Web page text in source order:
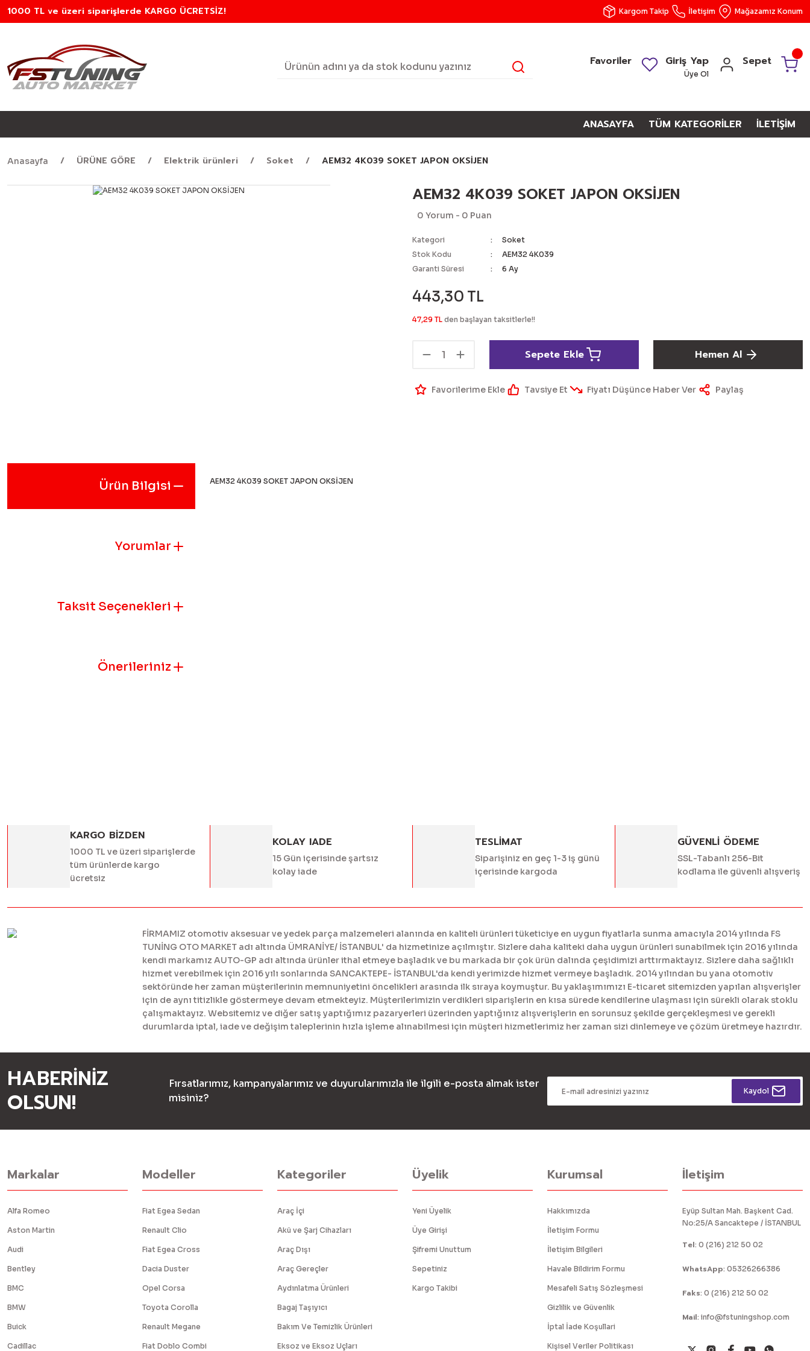
1000 TL ve üzeri siparişlerde KARGO ÜCRETSİZ! Kargom Takip İletişim Mağazamız Konum
Favoriler Giriş Yap
Üye Ol
Sepet
ANASAYFA TÜM KATEGORİLER İLETİŞİM
Anasayfa ÜRÜNE GÖRE Elektrik ürünleri Soket AEM32 4K039 SOKET JAPON OKSİJEN
AEM32 4K039 SOKET JAPON OKSİJEN
0 Yorum - 0 Puan
Kategori
Soket
Stok Kodu
AEM32 4K039
Garanti Süresi
6 Ay
443,30 TL
47,29 TL den başlayan taksitlerle!!
Sepete Ekle Hemen Al
Tavsiye Et Fiyatı Düşünce Haber Ver Paylaş
Ürün Bilgisi
Yorumlar
Taksit Seçenekleri
Önerileriniz
AEM32 4K039 SOKET JAPON OKSİJEN
KARGO BİZDEN
1000 TL ve üzeri siparişlerde
tüm ürünlerde kargo
ücretsiz
KOLAY IADE
15 Gün içerisinde şartsız
kolay iade
TESLİMAT
Siparişiniz en geç 1-3 iş günü
içerisinde kargoda
GÜVENLİ ÖDEME
SSL-Tabanlı 256-Bit
kodlama ile güvenli alışveriş
FİRMAMIZ otomotiv aksesuar ve yedek parça malzemeleri alanında en kaliteli ürünleri tüketiciye en uygun fiyatlarla sunma amacıyla 2014 yılında FS
TUNİNG OTO MARKET adı altında ÜMRANİYE/ İSTANBUL' da hizmetinize açılmıştır. Sizlere daha kaliteki daha uygun ürünleri sunabilmek için 2016 yılında
kendi markamız AUTO-GP adı altında ürünler ithal etmeye başladık ve bu markada bir çok ürün dalında çeşidimizi arttırmaktayız. Sizlere daha sağlıklı
hizmet verebilmek için 2016 yılı sonlarında SANCAKTEPE- İSTANBUL'da kendi yerimizde hizmet vermeye başladık. 2014 yılından bu yana otomotiv
sektöründe her zaman müşterilerinin memnuniyetini öncelikleri arasında ilk sıraya koymuştur. Bu yaklaşımımızı E-ticaret sitemizden yapılan alışverişler
için de aynı titizlikle göstermeye devam etmekteyiz. Müşterilerimizin verdikleri siparişlerin en kısa sürede kendilerine ulaşması için sürekli olarak stoklu
çalışmaktayız. Websitemiz ve diğer satış yaptığımız pazaryerleri üzerinden yaptığınız alışverişlerin en sorunsuz şekilde gerçekleşmesi ve gerekli
durumlarda iptal, iade ve değişim taleplerinin hızla işleme alınabilmesi için müşteri hizmetlerimiz her zaman sizi dinlemeye ve çözüm üretmeye hazırdır.
HABERİNİZ
OLSUN!
Fırsatlarımız, kampanyalarımız ve duyurularımızla ile ilgili e-posta almak ister
misiniz?
Kaydol
Markalar
Alfa Romeo
Aston Martin
Audi
Bentley
BMC
BMW
Buick
Cadillac
Modeller
Fiat Egea Sedan
Renault Clio
Fiat Egea Cross
Dacia Duster
Opel Corsa
Toyota Corolla
Renault Megane
Fiat Doblo Combi
Kategoriler
Araç İçi
Akü ve Şarj Cihazları
Araç Dışı
Araç Gereçler
Aydınlatma Ürünleri
Bagaj Taşıyıcı
Bakım Ve Temizlik Ürünleri
Eksoz ve Eksoz Uçları
Üyelik
Yeni Üyelik
Üye Girişi
Şifremi Unuttum
Sepetiniz
Kargo Takibi
Kurumsal
Hakkımızda
İletişim Formu
İletişim Bilgileri
Havale Bildirim Formu
Mesafeli Satış Sözleşmesi
Gizlilik ve Güvenlik
İptal İade Koşullari
Kişisel Veriler Politikası
İletişim
Eyüp Sultan Mah. Başkent Cad.
No:25/A Sancaktepe / İSTANBUL
Tel: 0 (216) 212 50 02
WhatsApp: 05326266386
Faks: 0 (216) 212 50 02
Mail: info@fstuningshop.com